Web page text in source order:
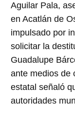
Aguilar Pala,
en Acatlán de
impulsado por
solicitar la
Guadalupe
ante medios de
estatal señaló
autoridades